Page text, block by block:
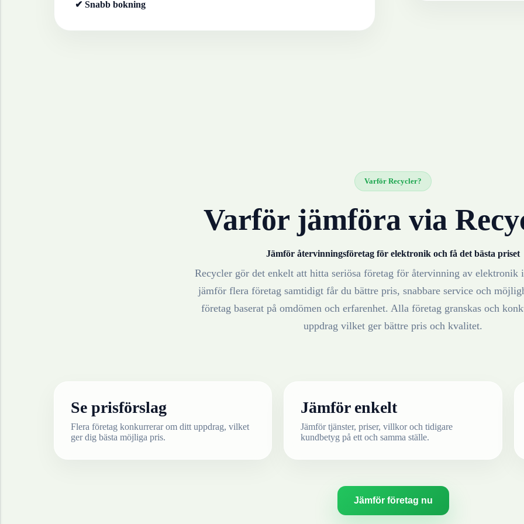
✔ Snabb bokning
Varför Recycler?
Varför jämföra via
Jämför återvinningsföretag för elektronik och få det bästa priset
Recycler gör det enkelt att hitta seriösa företag för återvinning av elektronik i
jämför flera företag samtidigt får du bättre pris, snabbare service och
företag baserat på omdömen och erfarenhet. Alla företag granskas och
uppdrag vilket ger bättre pris och kvalitet.
Se prisförslag
Flera företag konkurrerar om ditt uppdrag, vilket
ger dig bästa möjliga pris.
Jämför enkelt
Jämför tjänster, priser, villkor och tidigare
kundbetyg på ett och samma ställe.
Jämför företag nu